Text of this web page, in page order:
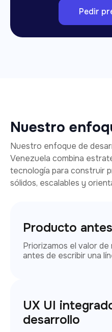
Pedir
Nuestro
Nuestro enfoque de
Venezuela combina
tecnología para construir
sólidos, escalables y
Producto
Priorizamos el valor
antes de escribir una
UX UI
desarrollo